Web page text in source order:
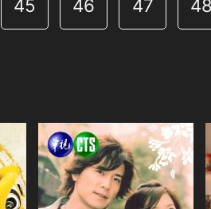
45 46 47
70 71